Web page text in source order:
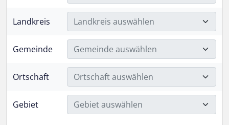
Landkreis Landkreis auswählen
Gemeinde Gemeinde auswählen
Ortschaft Ortschaft auswählen
Gebiet Gebiet auswählen